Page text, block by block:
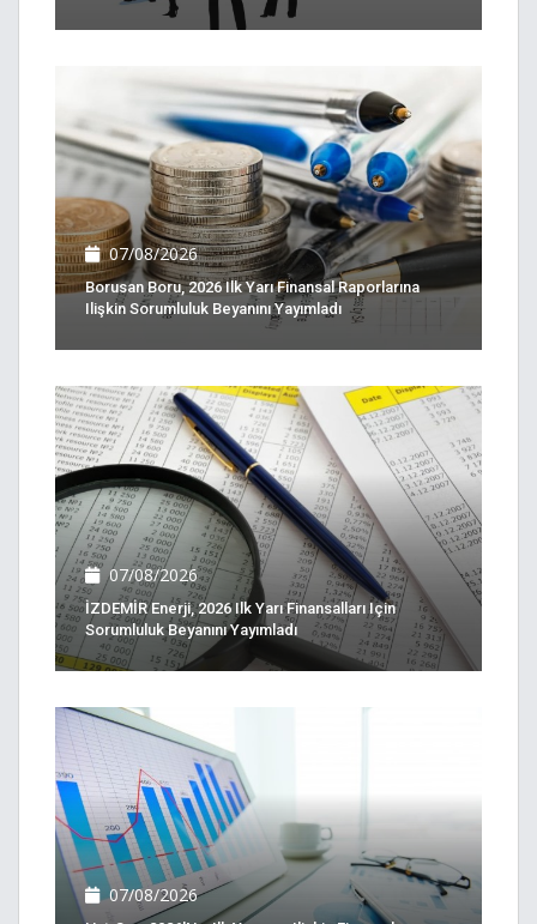
07/08/2026
Borusan Boru, 2026 Ilk Yarı Finansal Raporlarına
Ilişkin Sorumluluk Beyanını Yayımladı
07/08/2026
İZDEMİR Enerji, 2026 Ilk Yarı Finansalları Için
Sorumluluk Beyanını Yayımladı
07/08/2026